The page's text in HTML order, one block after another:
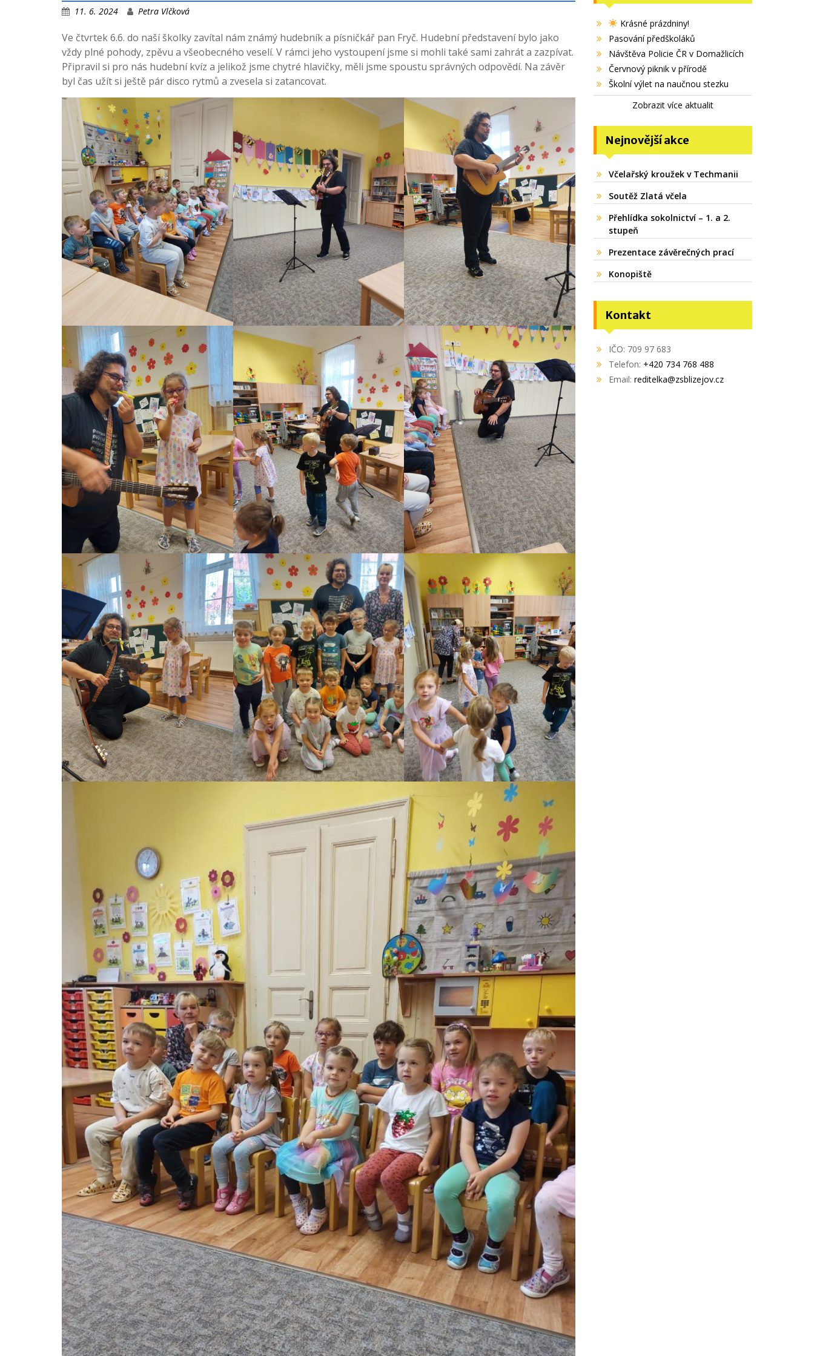
11. 6. 2024 Petra Vlčková
Ve čtvrtek 6.6. do naší školky zavítal nám známý hudebník a písničkář pan Fryč. Hudební představení bylo jako
vždy plné pohody, zpěvu a všeobecného veselí. V rámci jeho vystoupení jsme si mohli také sami zahrát a zazpívat.
Připravil si pro nás hudební kvíz a jelikož jsme chytré hlavičky, měli jsme spoustu správných odpovědí. Na závěr
byl čas užít si ještě pár disco rytmů a zvesela si zatancovat.
Krásné prázdniny!
Pasování předškoláků
Návštěva Policie ČR v Domažlicích
Červnový piknik v přírodě
Školní výlet na naučnou stezku
Zobrazit více aktualit
Nejnovější akce
Včelařský kroužek v Techmanii
Soutěž Zlatá včela
Přehlídka sokolnictví – 1. a 2.
stupeň
Prezentace závěrečných prací
Konopiště
Kontakt
IČO: 709 97 683
Telefon: +420 734 768 488
Email: reditelka@zsblizejov.cz